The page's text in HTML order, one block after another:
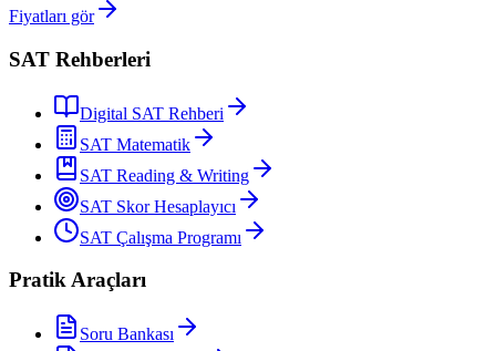
Fiyatları gör
SAT Rehberleri
Digital SAT Rehberi
SAT Matematik
SAT Reading & Writing
SAT Skor Hesaplayıcı
SAT Çalışma Programı
Pratik Araçları
Soru Bankası